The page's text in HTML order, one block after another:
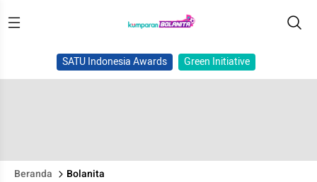
SATU Indonesia Awards Green Initiative
Beranda Bolanita